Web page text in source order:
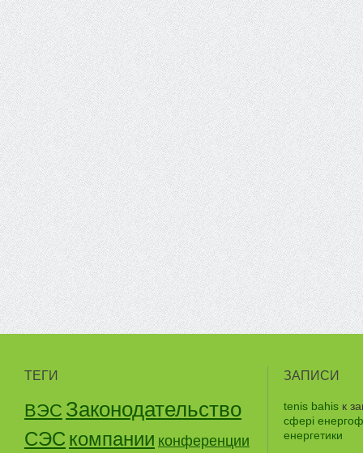
ТЕГИ
ВЭС Законодательство
СЭС компании конференции
ЗАПИСИ
tenis bahis к
сфері
енергетики